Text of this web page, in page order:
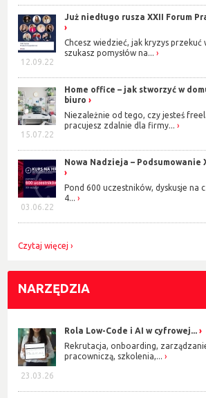
12.09.22
Już niedługo rusza XXII Forum
Chcesz wiedzieć, jak kryzys przekuć
szukasz pomysłów na...
15.07.22
Home office – jak stworzyć w
biuro
Niezależnie od tego, czy jesteś
pracujesz zdalnie dla firmy...
03.06.22
Nowa Nadzieja – Podsumowanie
Pond 600 uczestników, dyskusje na
4...
Czytaj więcej
NARZĘDZIA
23.03.26
Rola Low-Code i AI w cyfrowej...
Rekrutacja, onboarding,
pracowniczą, szkolenia,...